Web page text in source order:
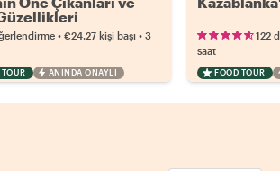
• €24.27 kişi başı • 3
ANINDA ONAYLI
122
saat
FOOD TOUR